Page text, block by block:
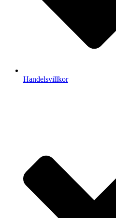
Handelsvillkor